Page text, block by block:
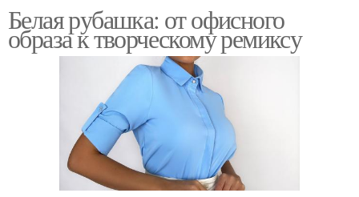
Белая рубашка: от офисного
образа к творческому ремиксу